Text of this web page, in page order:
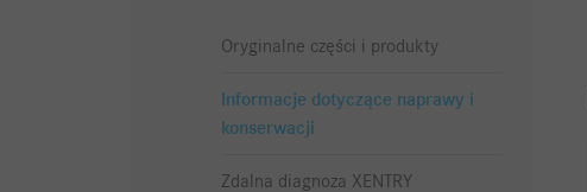
Oryginalne części i produkty
Informacje dotyczące naprawy i
konserwacji
Zdalna diagnoza XENTRY